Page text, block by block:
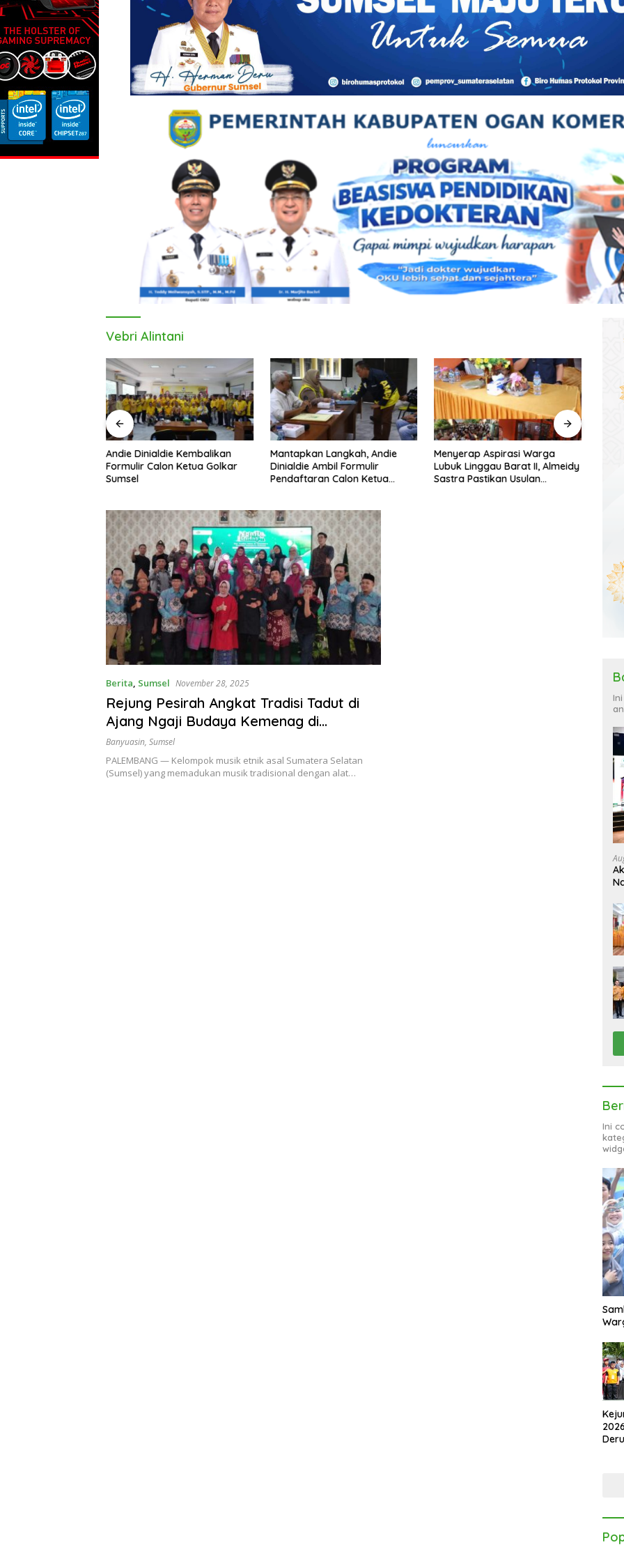
Vebri Alintani
Andie Dinialdie Kembalikan
Formulir Calon Ketua Golkar
Sumsel
Mantapkan Langkah, Andie
Dinialdie Ambil Formulir
Pendaftaran Calon Ketua
Menyerap Aspirasi Warga
Lubuk Linggau Barat II, Almeidy
Sastra Pastikan Usulan
Berita, Sumsel November 28, 2025
Rejung Pesirah Angkat Tradisi Tadut di
Ajang Ngaji Budaya Kemenag di
Palembang
Banyuasin, Sumsel
PALEMBANG — Kelompok musik etnik asal Sumatera Selatan
(Sumsel) yang memadukan musik tradisional dengan alat…
Ini